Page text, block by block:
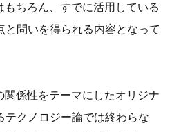
ちろん、すでに活用している
と問いを得られる内容となって
係性をテーマにしたオリジナ
テクノロジー論では終わらな